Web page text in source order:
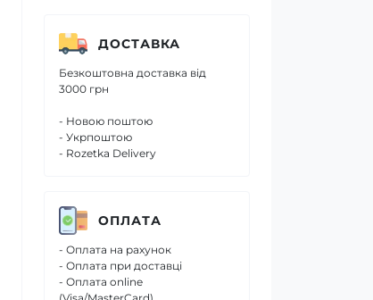
ДОСТАВКА
Безкоштовна доставка від
3000 грн
- Новою поштою
- Укрпоштою
- Rozetka Delivery
ОПЛАТА
- Оплата на рахунок
- Оплата при доставці
- Оплата online